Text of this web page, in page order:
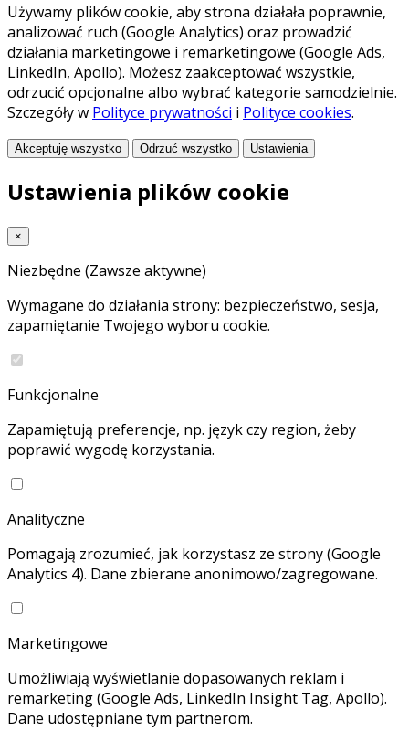
Używamy plików cookie, aby strona działała poprawnie,
analizować ruch (Google Analytics) oraz prowadzić
działania marketingowe i remarketingowe (Google Ads,
LinkedIn, Apollo). Możesz zaakceptować wszystkie,
odrzucić opcjonalne albo wybrać kategorie samodzielnie.
Szczegóły w Polityce prywatności i Polityce cookies.
Akceptuję wszystko Odrzuć wszystko Ustawienia
Ustawienia plików cookie
×
Niezbędne (Zawsze aktywne)
Wymagane do działania strony: bezpieczeństwo, sesja,
zapamiętanie Twojego wyboru cookie.
Funkcjonalne
Zapamiętują preferencje, np. język czy region, żeby
poprawić wygodę korzystania.
Analityczne
Pomagają zrozumieć, jak korzystasz ze strony (Google
Analytics 4). Dane zbierane anonimowo/zagregowane.
Marketingowe
Umożliwiają wyświetlanie dopasowanych reklam i
remarketing (Google Ads, LinkedIn Insight Tag, Apollo).
Dane udostępniane tym partnerom.